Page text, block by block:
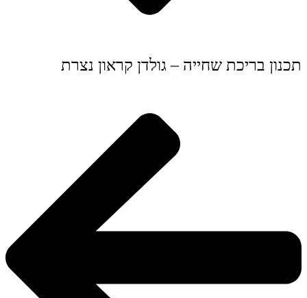
תכנון בריכת שחייה – גולדן קראון נצרת